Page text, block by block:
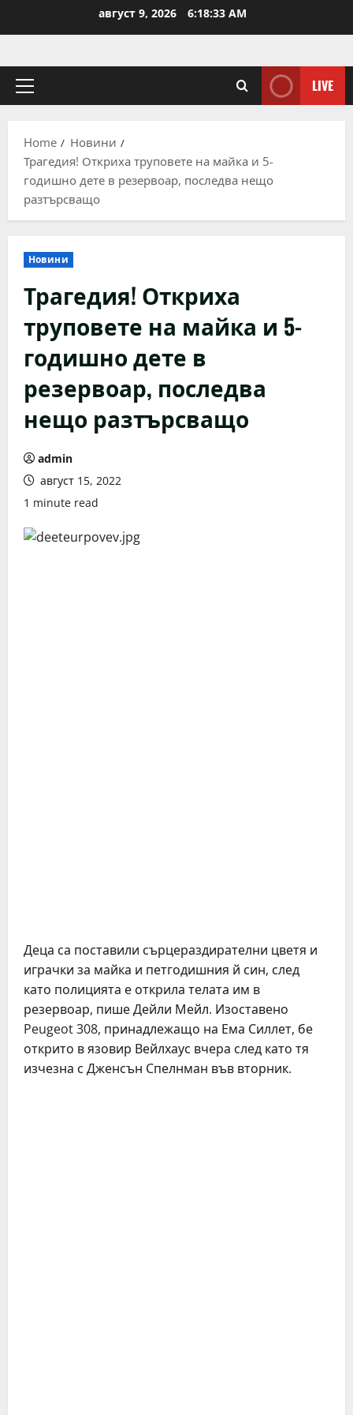
август 9, 2026 6:18:34 AM
Primary
LIVE
Home
Новини
Трагедия! Откриха труповете на майка и 5-
годишно дете в резервоар, последва нещо
разтърсващо
Новини
Трагедия! Откриха
труповете на майка и 5-
годишно дете в
резервоар, последва
нещо разтърсващо
admin
август 15, 2022
1 minute read
Деца са поставили сърцераздирателни цветя и
играчки за майка и петгодишния й син, след
като полицията е открила телата им в
резервоар, пише Дейли Мейл. Изоставено
Peugeot 308, принадлежащо на Ема Силлет, бе
открито в язовир Вейлхаус вчера след като тя
изчезна с Дженсън Спелнман във вторник.